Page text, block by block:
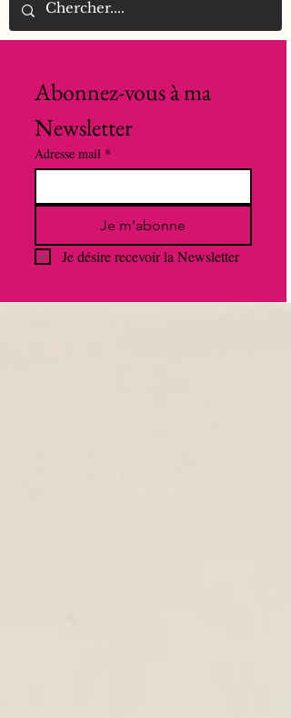
Abonnez-vous à ma
Newsletter
Adresse mail *
Je m'abonne
Je désire recevoir la Newsletter